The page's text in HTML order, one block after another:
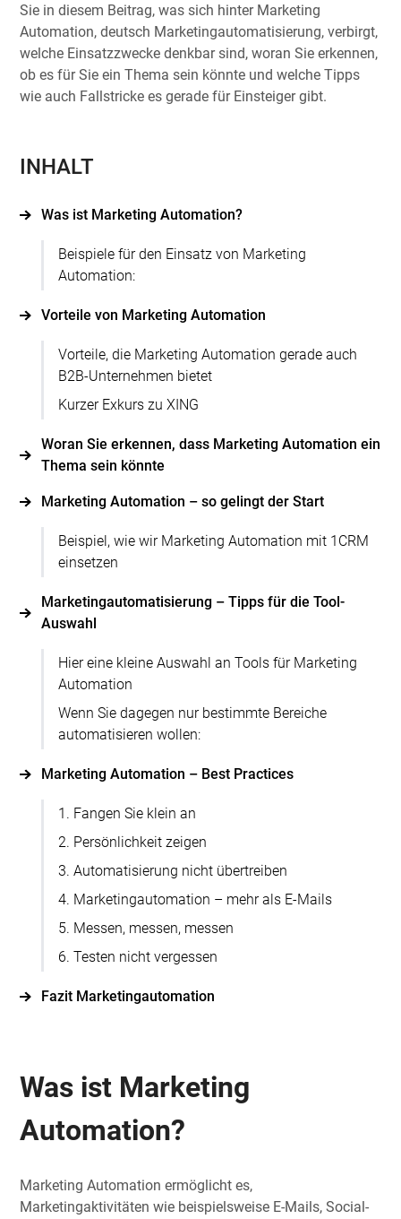
Sie in diesem Beitrag, was sich hinter Marketing
Automation, deutsch Marketingautomatisierung, verbirgt,
welche Einsatzzwecke denkbar sind, woran Sie erkennen,
ob es für Sie ein Thema sein könnte und welche Tipps
wie auch Fallstricke es gerade für Einsteiger gibt.
INHALT
Was ist Marketing Automation?
Beispiele für den Einsatz von Marketing
Automation:
Vorteile von Marketing Automation
Vorteile, die Marketing Automation gerade auch
B2B-Unternehmen bietet
Kurzer Exkurs zu XING
Woran Sie erkennen, dass Marketing Automation ein
Thema sein könnte
Marketing Automation – so gelingt der Start
Beispiel, wie wir Marketing Automation mit 1CRM
einsetzen
Marketingautomatisierung – Tipps für die Tool-
Auswahl
Hier eine kleine Auswahl an Tools für Marketing
Automation
Wenn Sie dagegen nur bestimmte Bereiche
automatisieren wollen:
Marketing Automation – Best Practices
1. Fangen Sie klein an
2. Persönlichkeit zeigen
3. Automatisierung nicht übertreiben
4. Marketingautomation – mehr als E-Mails
5. Messen, messen, messen
6. Testen nicht vergessen
Fazit Marketingautomation
Was ist Marketing
Automation?
Marketing Automation ermöglicht es,
Marketingaktivitäten wie beispielsweise E-Mails, Social-